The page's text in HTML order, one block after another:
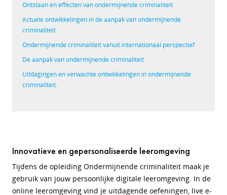
Ontstaan en effecten van ondermijnende criminaliteit
Actuele ontwikkelingen in de aanpak van ondermijnende
criminaliteit
Ondermijnende criminaliteit vanuit internationaal perspectief
De aanpak van ondermijnende criminaliteit
Uitdagingen en verwachte ontwikkelingen in ondermijnende
criminaliteit.
Innovatieve en gepersonaliseerde leeromgeving
Tijdens de opleiding Ondermijnende criminaliteit maak je
gebruik van jouw persoonlijke digitale leeromgeving. In de
online leeromgeving vind je uitdagende oefeningen, live e-